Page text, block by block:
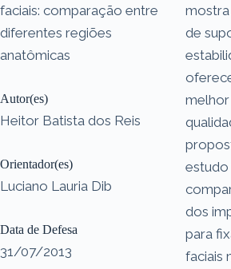
faciais: comparação entre
diferentes regiões
anatômicas
Autor(es)
Heitor Batista dos Reis
Orientador(es)
Luciano Lauria Dib
Data de Defesa
31/07/2013
de
melhor
estudo
dos
para
faciais